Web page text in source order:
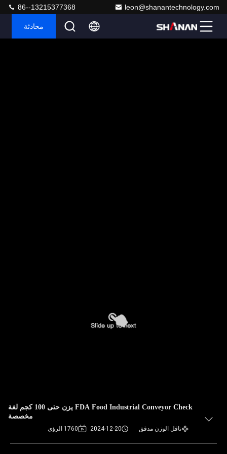
leon@shanantechnology.com
86--13215377368
محادثة
FDA Food Industrial Conveyor Check يزن حتى 100 كجم لغة
مخصصة
ناقل الوزن مدقق 2024-12-20 1760 الرؤى